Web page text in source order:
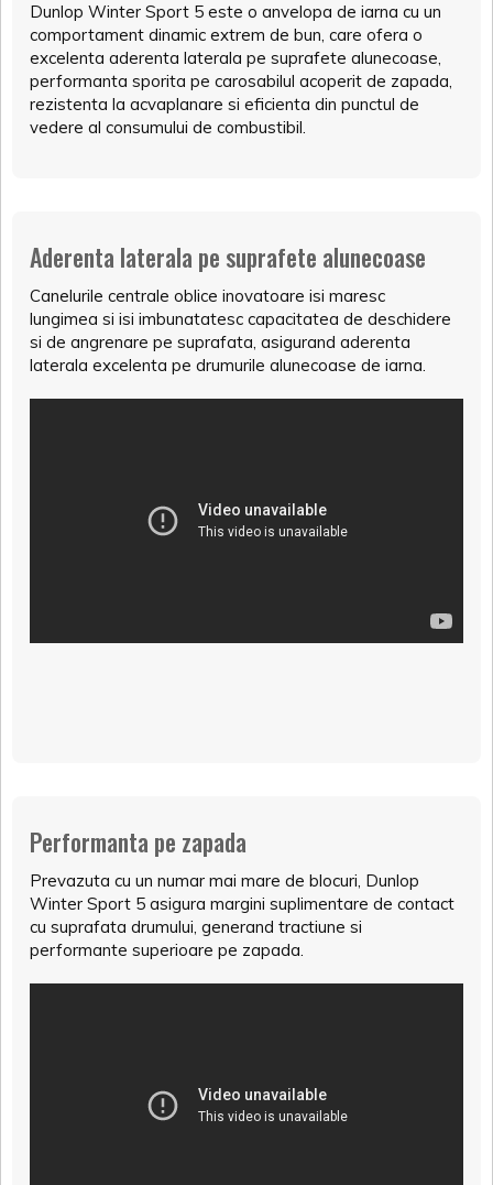
Dunlop Winter Sport 5 este o anvelopa de iarna cu un
comportament dinamic extrem de bun, care ofera o
excelenta aderenta laterala pe suprafete alunecoase,
performanta sporita pe carosabilul acoperit de zapada,
rezistenta la acvaplanare si eficienta din punctul de
vedere al consumului de combustibil.
Aderenta laterala pe suprafete alunecoase
Canelurile centrale oblice inovatoare isi maresc
lungimea si isi imbunatatesc capacitatea de deschidere
si de angrenare pe suprafata, asigurand aderenta
laterala excelenta pe drumurile alunecoase de iarna.
Performanta pe zapada
Prevazuta cu un numar mai mare de blocuri, Dunlop
Winter Sport 5 asigura margini suplimentare de contact
cu suprafata drumului, generand tractiune si
performante superioare pe zapada.